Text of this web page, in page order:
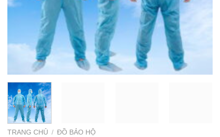
TRANG CHỦ / ĐỒ BẢO HỘ